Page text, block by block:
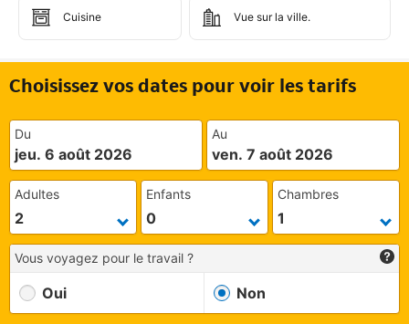
Cuisine Vue sur la ville.
Choisissez vos dates pour voir les tarifs
Du
jeu. 6 août 2026
Au
ven. 7 août 2026
Adultes Enfants Chambres
Vous voyagez pour le travail ?
Oui Non